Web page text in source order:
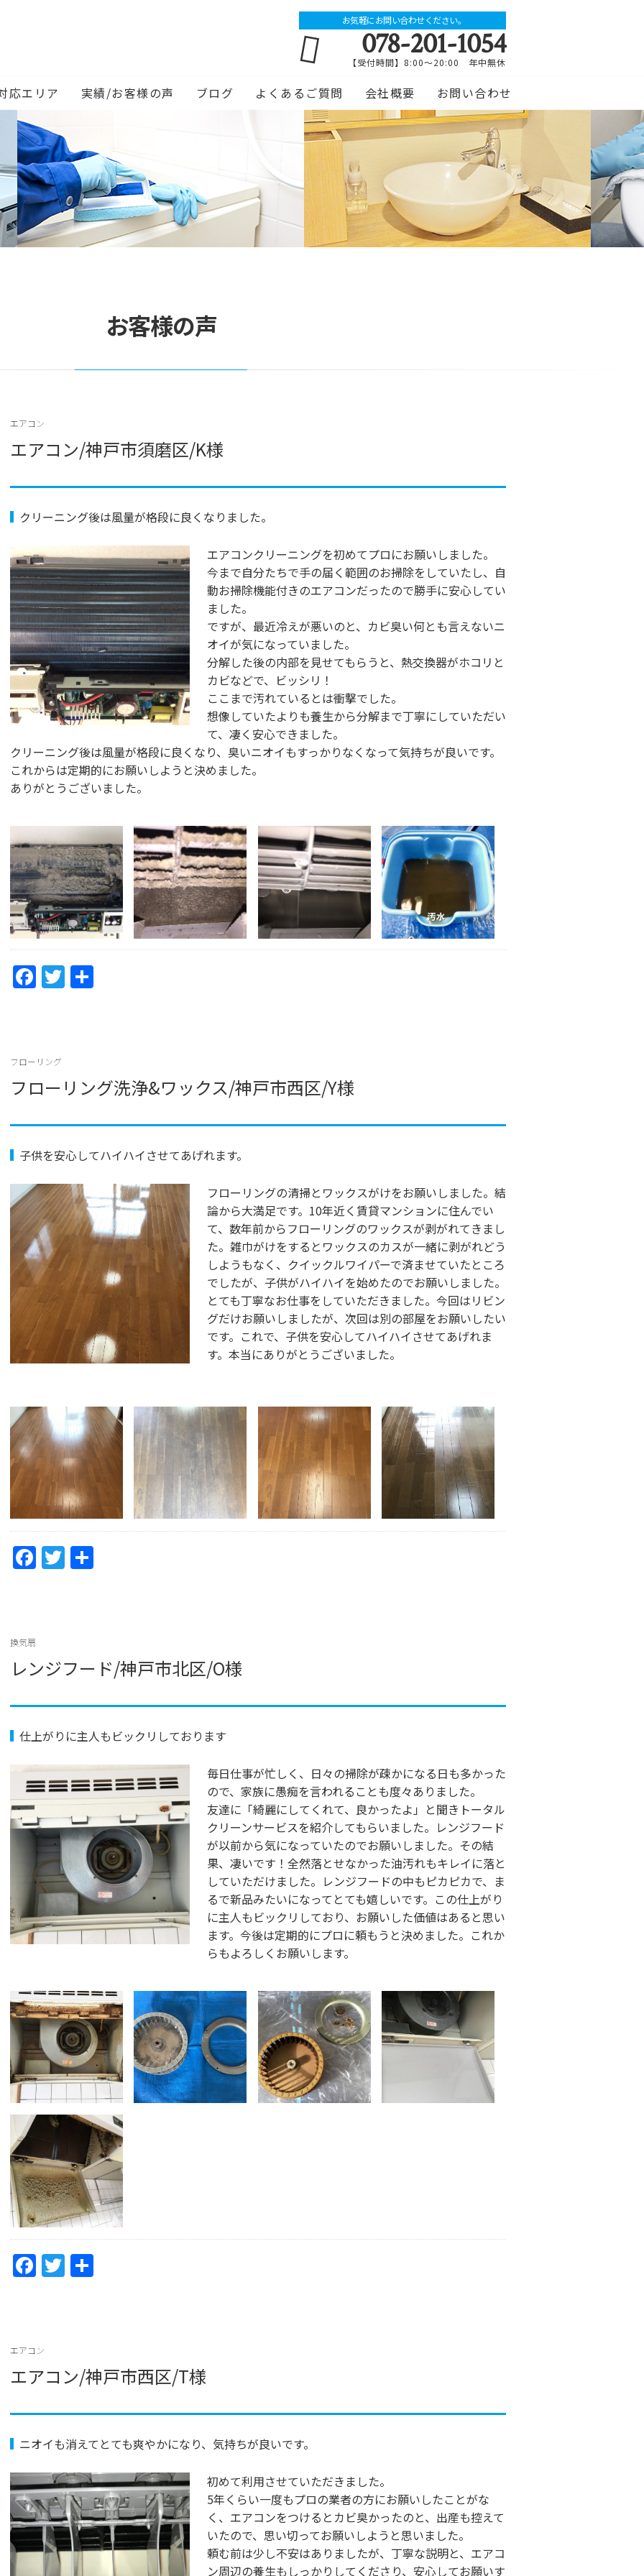
お気軽にお問い合わせください。
078-201-1054
【受付時間】8:00～20:00 年中無休
応エリア 実績/お客様の声 ブログ よくあるご質問 会社概要 お問い合わせ
お客様の声
エアコン
エアコン/神戸市須磨区/K様
クリーニング後は風量が格段に良くなりました。
エアコンクリーニングを初めてプロにお願いしました。
今まで自分たちで手の届く範囲のお掃除をしていたし、自
動お掃除機能付きのエアコンだったので勝手に安心してい
ました。
ですが、最近冷えが悪いのと、カビ臭い何とも言えないニ
オイが気になっていました。
分解した後の内部を見せてもらうと、熱交換器がホコリと
カビなどで、ビッシリ！
ここまで汚れているとは衝撃でした。
想像していたよりも養生から分解まで丁寧にしていただい
て、凄く安心できました。
クリーニング後は風量が格段に良くなり、臭いニオイもすっかりなくなって気持ちが良いです。
これからは定期的にお願いしようと決めました。
ありがとうございました。
F
a
b
o
k
T
w
フローリング
フローリング洗浄&ワックス/神戸市西区/Y様
子供を安心してハイハイさせてあげれます。
フローリングの清掃とワックスがけをお願いしました。結
論から大満足です。10年近く賃貸マンションに住んでい
て、数年前からフローリングのワックスが剥がれてきまし
た。雑巾がけをするとワックスのカスが一緒に剥がれどう
しようもなく、クイックルワイパーで済ませていたところ
でしたが、子供がハイハイを始めたのでお願いしました。
とても丁寧なお仕事をしていただきました。今回はリビン
グだけお願いしましたが、次回は別の部屋をお願いしたい
です。これで、子供を安心してハイハイさせてあげれま
す。本当にありがとうございました。
F
a
o
k
T
w
換気扇
レンジフード/神戸市北区/O様
仕上がりに主人もビックリしております
毎日仕事が忙しく、日々の掃除が疎かになる日も多かった
ので、家族に愚痴を言われることも度々ありました。
友達に「綺麗にしてくれて、良かったよ」と聞きトータル
クリーンサービスを紹介してもらいました。レンジフード
が以前から気になっていたのでお願いしました。その結
果、凄いです！全然落とせなかった油汚れもキレイに落と
していただけました。レンジフードの中もピカピカで、ま
るで新品みたいになってとても嬉しいです。この仕上がり
に主人もビックリしており、お願いした価値はあると思い
ます。今後は定期的にプロに頼もうと決めました。これか
らもよろしくお願いします。
F
a
b
o
k
T
w
エアコン
エアコン/神戸市西区/T様
ニオイも消えてとても爽やかになり、気持ちが良いです。
初めて利用させていただきました。
5年くらい一度もプロの業者の方にお願いしたことがな
く、エアコンをつけるとカビ臭かったのと、出産も控えて
いたので、思い切ってお願いしようと思いました。
頼む前は少し不安はありましたが、丁寧な説明と、エアコ
ン周辺の養生もしっかりしてくださり、安心してお願いす